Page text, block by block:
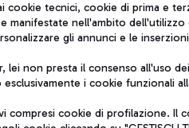
Roma FCO
L'aeroporto
QUALITÀ SOSTENIBILITÀ
cookie tecnici, cookie di prima e
manifestate nell'ambito dell'utilizzo
gli annunci e le
lei non presta il consenso all'uso
i cookie funzionali
compresi cookie di profilazione. Il